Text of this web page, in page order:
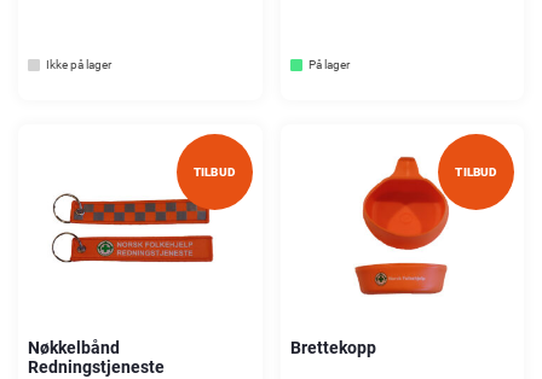
Ikke på lager På lager
TILBUD
Nøkkelbånd
Redningstjeneste
TILBUD
Brettekopp